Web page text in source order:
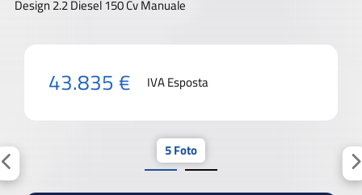
Design 2.2 Diesel 150 Cv Manuale
43.835 € IVA Esposta
5 Foto